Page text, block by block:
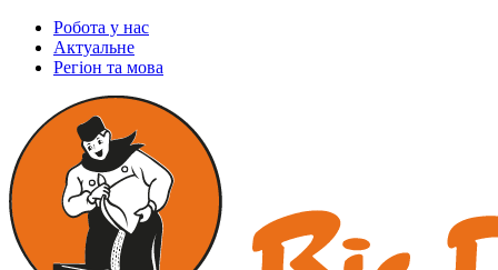
Робота у нас
Актуальне
Регіон та мова